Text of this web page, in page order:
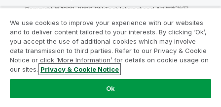
Copyright © 1993-2026 QlikTech International AB.無断複写・
分析の近代化プログラムに参加する
分析最新化プログラムにより、重要な QlikView app を危険
にさらすことなく最新化しましょう。
細を表示するか、次にお問い合わせください。
We use cookies to improve your experience with our websites
and to deliver content tailored to your interests. By clicking ‘Ok’,
you accept the use of additional cookies which may involve
data transmission to third parties. Refer to our Privacy & Cookie
Notice or click ‘More Information’ for details on cookie usage on
our sites. Privacy & Cookie Notice
Ok